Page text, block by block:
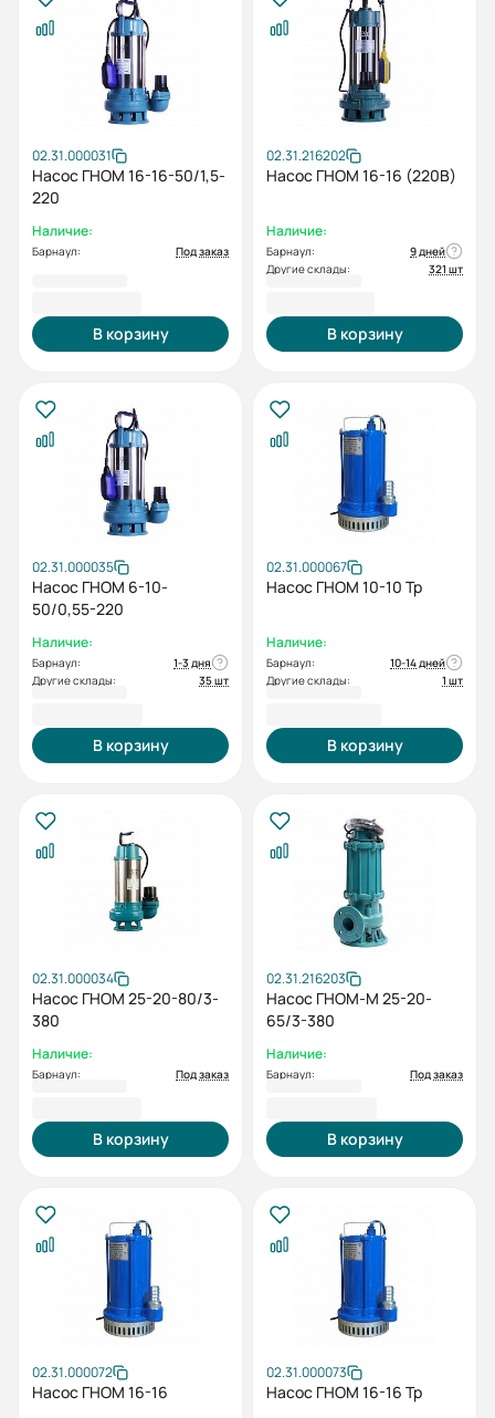
02.31.000031
Насос ГНОМ 16-16-50/1,5-
220
Наличие:
Барнаул: Под заказ
В корзину
02.31.216202
Насос ГНОМ 16-16 (220В)
Наличие:
Барнаул:
9 дней
Другие склады:
321 шт
В корзину
02.31.000035
Насос ГНОМ 6-10-
50/0,55-220
Наличие:
Барнаул:
1-3 дня
Другие склады:
35 шт
В корзину
02.31.000067
Насос ГНОМ 10-10 Тр
Наличие:
Барнаул:
10-14 дней
Другие склады:
1 шт
В корзину
02.31.000034
Насос ГНОМ 25-20-80/3-
380
Наличие:
Барнаул: Под заказ
В корзину
02.31.216203
Насос ГНОМ-М 25-20-
65/3-380
Наличие:
Барнаул: Под заказ
В корзину
02.31.000072
Насос ГНОМ 16-16
02.31.000073
Насос ГНОМ 16-16 Тр